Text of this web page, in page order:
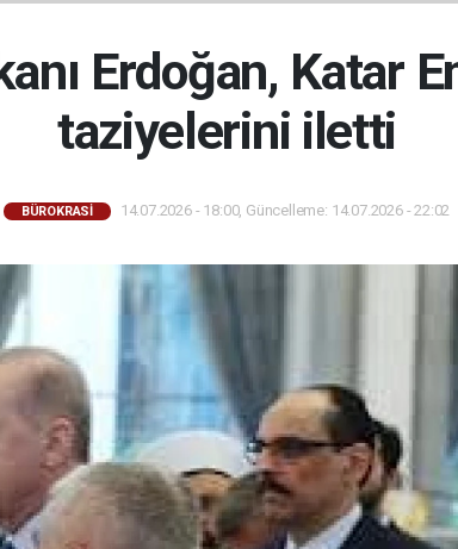
Erdoğan, Katar
taziyelerini iletti
BÜROKRASİ 14.07.2026 - 18:00, Güncelleme: 14.07.2026 - 22:02